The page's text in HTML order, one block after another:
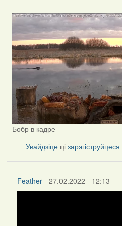
Бобр в кадре
Увайдзіце цізарэгіструйцеся
Feather - 27.02.2022 - 12:13